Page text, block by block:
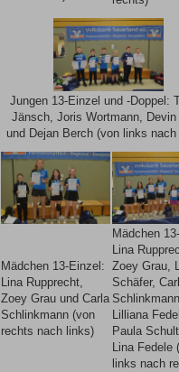
Jungen 13-Einzel und -Doppel:
Jänsch, Joris Wortmann, Devin
und Dejan Berch (von links
Mädchen 13-Einzel:
Lina Rupprecht,
Zoey Grau und Carla
Schlinkmann (von
rechts nach links)
Mädchen
Lina
Zoey Grau,
Schäfer,
Lilliana
Paula
Lina Fedele
links nach